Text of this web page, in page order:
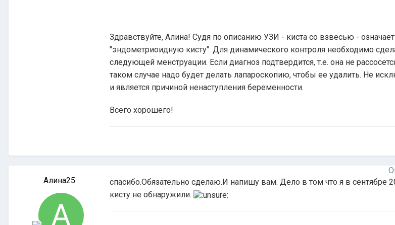
Здравствуйте, Алина! Судя по описанию УЗИ - киста со взвесью -
"эндометриоидную кисту". Для динамического контроля необходимо
следующей менструации. Если диагноз подтвердится, т.е. она не
таком случае надо будет делать лапароскопию, чтобы ее удалить. Не
и является причиной ненаступления беременности.
Всего хорошего!
Алина25
спасибо.Обязательно сделаю.И напишу вам. Дело в том что я в сентябре
кисту не обнаружили.